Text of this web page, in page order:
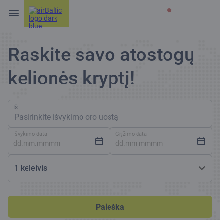
Raskite savo atostogų
kelionės kryptį!
Iš
Pasirinkite išvykimo oro uostą
Išvykimo data Grįžimo data
1 keleivis
Paieška